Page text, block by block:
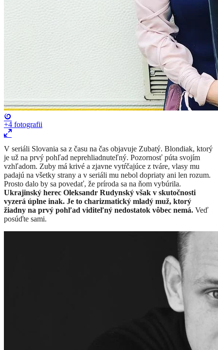
+4 fotografii
​V seriáli Slovania sa z času na čas objavuje Zubatý. Blondiak, ktorý
je už na prvý pohľad neprehliadnuteľný. Pozornosť púta svojím
vzhľadom. Zuby má krivé a zjavne vytŕčajúce z tváre, vlasy mu
padajú na všetky strany a v seriáli mu nebol dopriaty ani len rozum.
Prosto dalo by sa povedať, že príroda sa na ňom vybúrila.
Ukrajinský herec Oleksandr Rudynský však v skutočnosti
vyzerá úplne inak. Je to charizmatický mladý muž, ktorý
žiadny na prvý pohľad viditeľný nedostatok vôbec nemá. Veď
posúďte sami.